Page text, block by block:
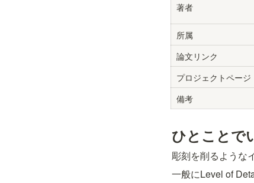
著者
所属
論文リンク
プロジェクトページ
備考
ひとことで
彫刻を削るような
一般にLevel of